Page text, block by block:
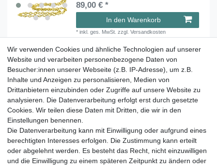
89,00 € *
In den Warenkorb
*inkl. ges. MwSt. zzgl.Versandkosten
Tauchen Sie ein in die faszinierende
Welt der Farbuhren von Paul
Heimbach.
Viel Spaß beim Stöbern.
Versand innerhalb 24h, außer am WE.
14 Tage Rückgaberecht
Versandkostenfrei ab 100€ in D
Wir verwenden Cookies und ähnliche Technologien auf unserer
Website und verarbeiten personenbezogene Daten von
Besucher:innen unserer Webseite (z.B. IP-Adresse), um z.B.
Inhalte und Anzeigen zu personalisieren, Medien von
Drittanbietern einzubinden oder Zugriffe auf unsere Website zu
analysieren. Die Datenverarbeitung erfolgt erst durch gesetzte
Cookies. Wir teilen diese Daten mit Dritten, die wir in den
Einstellungen benennen.
Die Datenverarbeitung kann mit Einwilligung oder aufgrund eines
berechtigten Interesses erfolgen. Die Zustimmung kann erteilt
oder abgelehnt werden. Es besteht das Recht, nicht einzuwilligen
und die Einwilligung zu einem späteren Zeitpunkt zu ändern oder